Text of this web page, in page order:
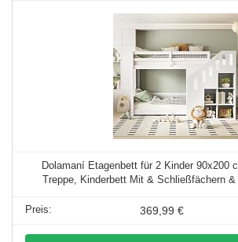
Dolamaní Etagenbett für 2 Kinder 90x200
Treppe, Kinderbett Mit & Schließfächern &
369,99 €